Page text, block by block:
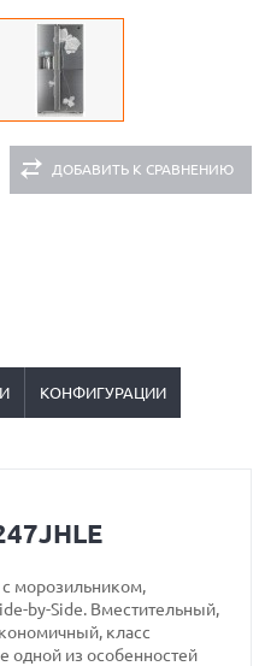
ДОБАВИТЬ К СРАВНЕНИЮ
КОНФИГУРАЦИИ
с морозильником,
by-Side. Вместительный,
класс
одной из особенностей